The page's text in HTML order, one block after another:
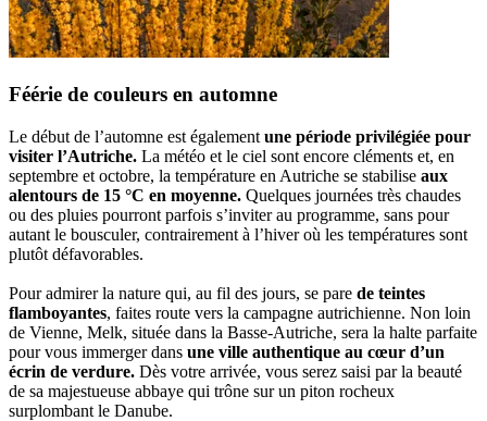
Féérie de couleurs en automne
Le début de l’automne est également une période privilégiée pour
visiter l’Autriche. La météo et le ciel sont encore cléments et, en
septembre et octobre, la température en Autriche se stabilise aux
alentours de 15 °C en moyenne. Quelques journées très chaudes
ou des pluies pourront parfois s’inviter au programme, sans pour
autant le bousculer, contrairement à l’hiver où les températures sont
plutôt défavorables.
Pour admirer la nature qui, au fil des jours, se pare de teintes
flamboyantes, faites route vers la campagne autrichienne. Non loin
de Vienne, Melk, située dans la Basse-Autriche, sera la halte parfaite
pour vous immerger dans une ville authentique au cœur d’un
écrin de verdure. Dès votre arrivée, vous serez saisi par la beauté
de sa majestueuse abbaye qui trône sur un piton rocheux
surplombant le Danube.